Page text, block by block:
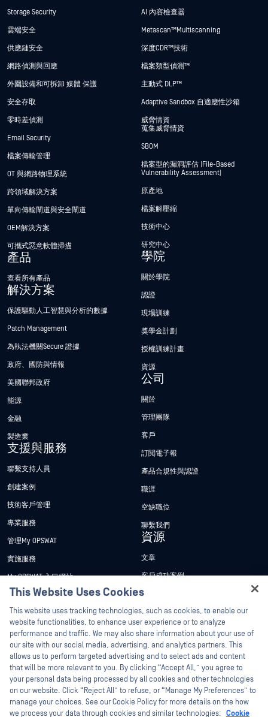
Storage Security
雲端安全
供應鏈安全
網路偵測與回應
外圍設備和可拆卸 媒體 保護
安全存取
零時差偵測
Email Security
檔案傳輸管理
OT 與網路物理系統
跨領域解決方案
單向傳輸閘道與安全閘道
OEM解決方案
可攜式惡意軟體掃描
產品
查看所有產品
解決方案
保護驅動人工智慧與分析的數據
Patch Management
為執法機關Secure 證據
政府、國防與情報
美國聯邦政府
能源
金融
製造業
支援與服務
聯繫支持人員
創建案例
技術客戶管理
專業服務
管理My OPSWAT
實施服務
My OPSWAT 入口網站
技術檔案
訓練
漏洞通報計畫
合作夥伴
認證
技術合作夥伴
管道合作夥伴計劃
AI 內容檢查器
Metascan™ Multiscanning
深度CDR™技術
檔案類型偵測™
主動式 DLP™
Adaptive Sandbox 自適應性沙箱
威脅情資
蒐集威脅情資
SBOM
檔案型的漏洞評估 (File-Based
Vulnerability Assessment)
原產地
檔案解壓縮
技術中心
研究中心
學院
關於學院
認證
現場訓練
獎學金計劃
授權訓練計畫
資源
公司
關於
管理團隊
客戶
訂閱電子報
產品合規性與認證
職涯
空缺職位
聯繫我們
資源
文章
客戶成功案例
新聞稿
新聞報導
網路研討會
產品型錄
白皮書
免費工具
This Website Uses Cookies
This website uses tracking technologies, such as cookies, to enable our
website functionalities, to enhance user experience or to analyze
performance and traffic. We may also share information about your use of
our site with our social media, advertising, and analytics partners. This
allows us to perform targeted advertising and to select ads and content
that will be more relevant to you. By clicking “Accept All,” you agree to
your personal data being processed by all cookies and other technologies
on our website. Click “Reject All” to refuse, or “Manage My Preferences” to
manage your choices. See our Cookie Policy for more details on the how
we process your data through cookies and similar technologies: Cookie
Hey there!
I'm Ozzy, your OPSWAT virtual assistant.
How can I help you secure what's critical
today?